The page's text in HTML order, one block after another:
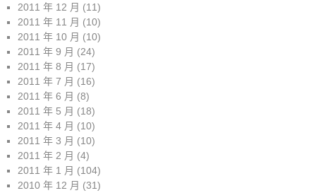
2011 年 12 月 (11)
2011 年 11 月 (10)
2011 年 10 月 (10)
2011 年 9 月 (24)
2011 年 8 月 (17)
2011 年 7 月 (16)
2011 年 6 月 (8)
2011 年 5 月 (18)
2011 年 4 月 (10)
2011 年 3 月 (10)
2011 年 2 月 (4)
2011 年 1 月 (104)
2010 年 12 月 (31)